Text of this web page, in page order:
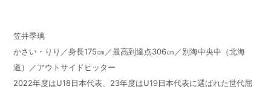
笠井季璃
かさい・りり／身長175㎝／最高到達点306㎝／別海中央中（北海
道）／アウトサイドヒッター
2022年度はU18日本代表、 23年度はU19日本代表に選ばれた世代屈